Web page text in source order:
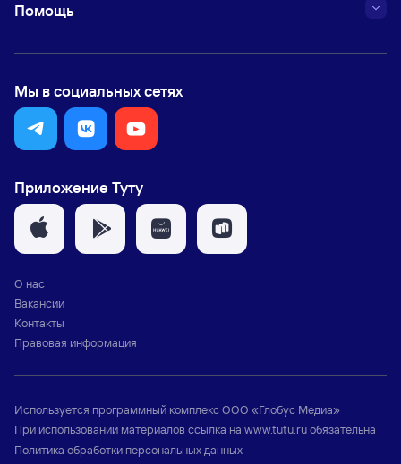
Помощь
Мы в социальных сетях
Приложение Туту
О нас
Вакансии
Контакты
Правовая информация
Используется программный комплексООО «Глобус Медиа»
При использовании материалов ссылка на www.tutu.ruобязательна
Политика обработки персональных данных